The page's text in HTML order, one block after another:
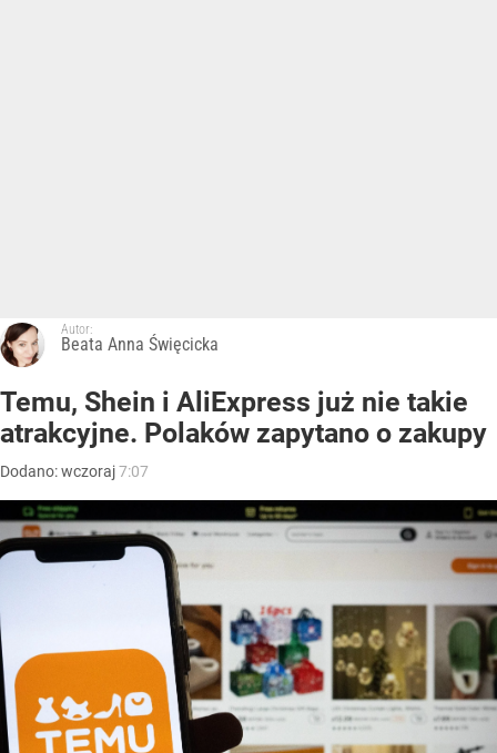
Autor:
Beata Anna Święcicka
Temu, Shein i AliExpress już nie takie
atrakcyjne. Polaków zapytano o zakupy
Dodano:wczoraj7:07